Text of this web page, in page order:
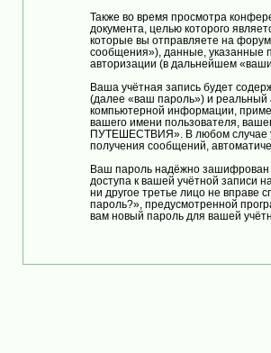
Также во время просмотра
документа, целью которого
которые вы отправляете на
сообщения»), данные, указанные
авторизации (в дальнейшем
Ваша учётная запись будет
(далее «ваш пароль») и
компьютерной информации,
вашего имени пользователя,
ПУТЕШЕСТВИЯ». В любом случае у
получения сообщений,
Ваш пароль надёжно зашифрован
доступа к вашей учётной
ни другое третье лицо не вправе
пароль?», предусмотренной
вам новый пароль для вашей